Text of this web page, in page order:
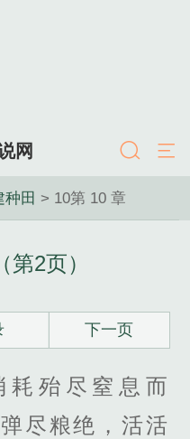
网
田 > 10第 10 章
2页）
下一页
耗殆尽窒息而
尽粮绝，活活